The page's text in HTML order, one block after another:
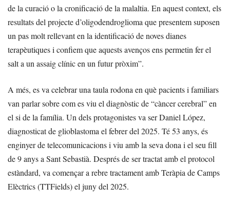
de la curació o la cronificació de la malaltia. En aquest context, els
resultats del projecte d’oligodendroglioma que presentem suposen
un pas molt rellevant en la identificació de noves dianes
terapèutiques i confiem que aquests avenços ens permetin fer el
salt a un assaig clínic en un futur pròxim”.
A més, es va celebrar una taula rodona en què pacients i familiars
van parlar sobre com es viu el diagnòstic de “càncer cerebral” en
el si de la família. Un dels protagonistes va ser Daniel López,
diagnosticat de glioblastoma el febrer del 2025. Té 53 anys, és
enginyer de telecomunicacions i viu amb la seva dona i el seu fill
de 9 anys a Sant Sebastià. Després de ser tractat amb el protocol
estàndard, va començar a rebre tractament amb Teràpia de Camps
Elèctrics (TTFields) el juny del 2025.